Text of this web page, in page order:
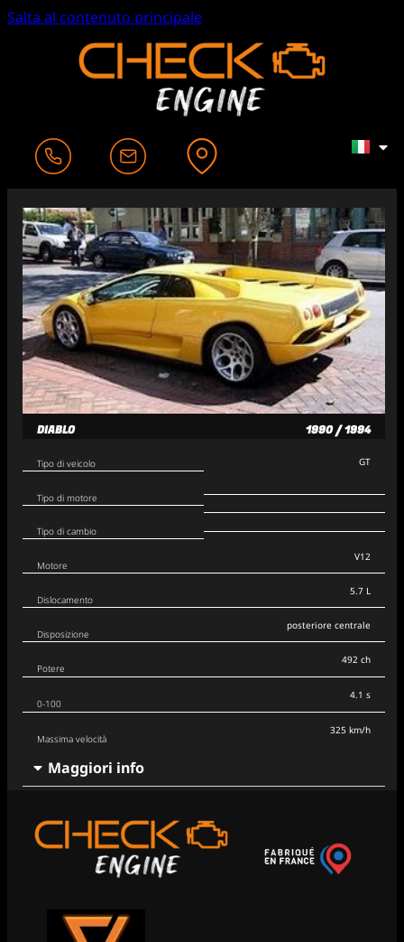
Salta al contenuto principale
DIABLO 1990 / 1994
Tipo di veicolo
Tipo di motore
Tipo di cambio
GT
Motore
Dislocamento
Disposizione
V12
5.7 L
posteriore centrale
Potere
0-100
Massima velocità
492 ch
4.1 s
325 km/h
Maggiori info